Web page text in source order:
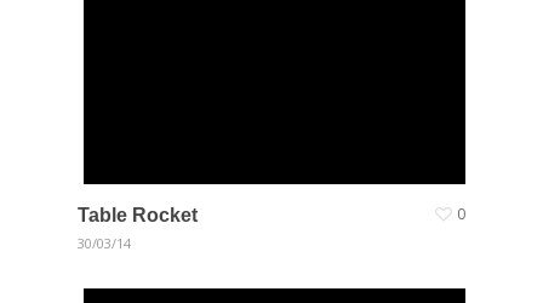
Table Rocket
30/03/14
0